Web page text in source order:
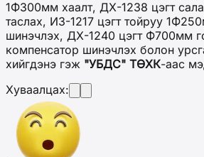
1Ф300мм хаалт, ДХ-1238 цэгт
таслах, ИЗ-1217 цэгт тойруу
шинэчлэх, ДХ-1240 цэгт Ф700мм
компенсатор шинэчлэх болон
хийгдэнэ гэж "УБДС" ТӨХК-аас
Хуваалцах: